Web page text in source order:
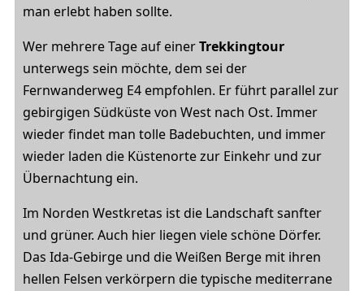
man erlebt haben sollte.
Wer mehrere Tage auf einerTrekkingtour
unterwegs sein möchte, dem sei der
Fernwanderweg E4 empfohlen. Er führt parallel zur
gebirgigen Südküste von West nach Ost. Immer
wieder findet man tolle Badebuchten, und immer
wieder laden die Küstenorte zur Einkehr und zur
Übernachtung ein.
Im Norden Westkretas ist die Landschaft sanfter
und grüner. Auch hier liegen viele schöne Dörfer.
Das Ida-Gebirge und die Weißen Berge mit ihren
hellen Felsen verkörpern die typische mediterrane